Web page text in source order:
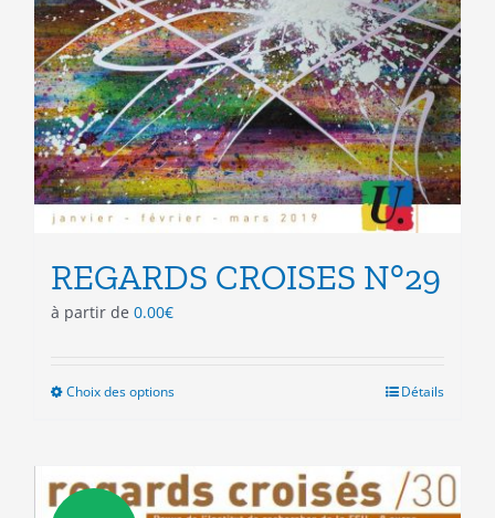
REGARDS CROISES N°29
à partir de 0.00€
Choix des optionsCe
variations.
Détails